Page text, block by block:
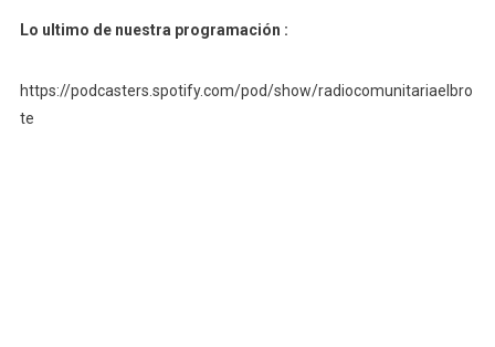
Lo ultimo de nuestra programación :
https://podcasters.spotify.com/pod/show/radiocomunitariaelbro
te